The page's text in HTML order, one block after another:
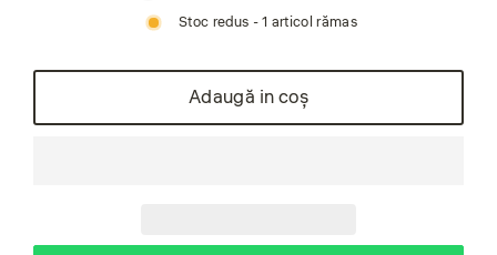
Stoc redus - 1 articol rămas
Adaugă in coş